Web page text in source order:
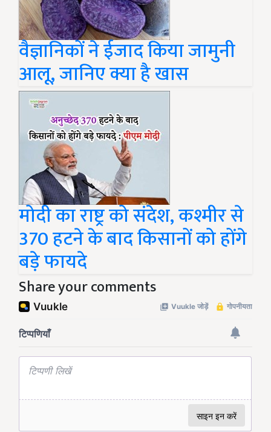
वैज्ञानिकों ने ईजाद किया जामुनी
आलू, जानिए क्या है खास
मोदी का राष्ट्र को संदेश, कश्मीर से
370 हटने के बाद किसानों को होंगे
बड़े फायदे
Share your comments